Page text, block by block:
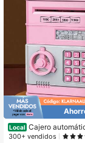
Local Cajero
para adolescentes con
300+ vendidos